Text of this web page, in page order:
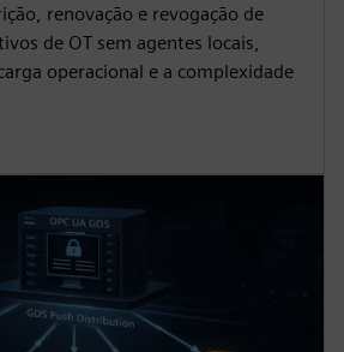
renovação e revogação de
de OT sem agentes locais,
operacional e a complexidade